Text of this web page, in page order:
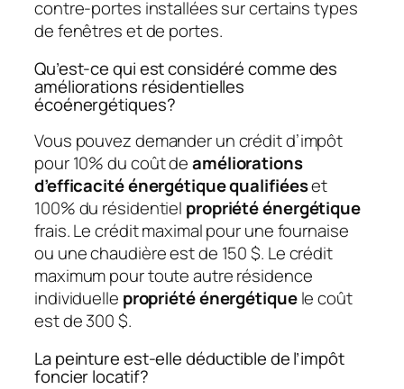
contre-portes installées sur certains types
de fenêtres et de portes.
Qu’est-ce qui est considéré comme des
améliorations résidentielles
écoénergétiques?
Vous pouvez demander un crédit d’impôt
pour 10% du coût deaméliorations
d’efficacité énergétique qualifiéeset
100% du résidentiel propriété énergétique
frais. Le crédit maximal pour une fournaise
ou une chaudière est de 150 $. Le crédit
maximum pour toute autre résidence
individuelle propriété énergétiquele coût
est de 300 $.
La peinture est-elle déductible de l’impôt
foncier locatif?